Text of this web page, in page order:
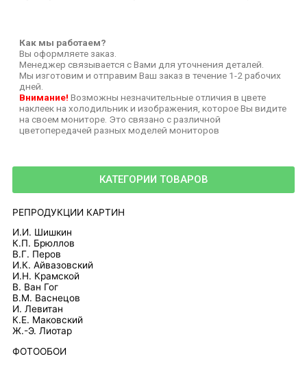
КАТЕГОРИИ ТОВАРОВ
РЕПРОДУКЦИИ КАРТИН
И.И. Шишкин
К.П. Брюллов
В.Г. Перов
И.К. Айвазовский
И.Н. Крамской
В. Ван Гог
В.М. Васнецов
И. Левитан
К.Е. Маковский
Ж.-Э. Лиотар
ФОТООБОИ
Как мы работаем?
Вы оформляете заказ.
Менеджер связывается с Вами для уточнения деталей.
Мы изготовим и отправим Ваш заказ в течение 1-2 рабочих
дней.
Внимание! Возможны незначительные отличия в цвете
наклеек на холодильник и изображения, которое Вы видите
на своем мониторе. Это связано с различной
цветопередачей разных моделей мониторов